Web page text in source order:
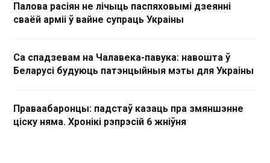
Палова расіян не лічыць паспяховымі дзеянні
сваёй арміі ў вайне супраць Украіны
Са спадзевам на Чалавека-павука: навошта ў
Беларусі будуюць патэнцыйныя мэты для Украіны
Праваабаронцы: падстаў казаць пра змяншэнне
ціску няма. Хронікі рэпрэсій 6 жніўня